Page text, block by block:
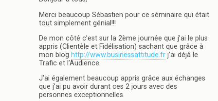
Merci beaucoup Sébastien pour ce séminaire qui était
tout simplement génial!!!
De mon côté c’est sur la 2ème journée que j’ai le plus
appris (Clientèle et Fidélisation) sachant que grâce à
mon blog http://www.businessattitude.fr j’ai déjà le
Trafic et l’Audience.
J’ai également beaucoup appris grâce aux échanges
que j’ai pu avoir durant ces 2 jours avec des
personnes exceptionnelles.